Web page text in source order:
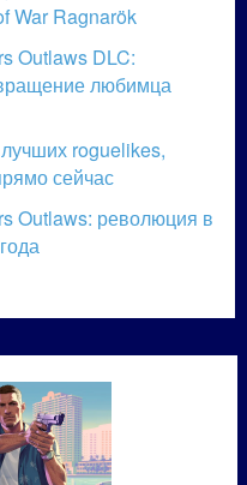
War Ragnarök
Outlaws DLC:
любимца
roguelikes,
сейчас
Outlaws: революция в